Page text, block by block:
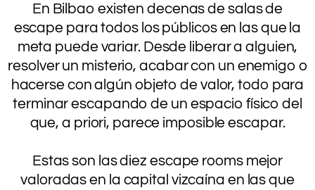
En Bilbao existen decenas de salas de
escape para todos los públicos en las que la
meta puede variar. Desde liberar a alguien,
resolver un misterio, acabar con un enemigo o
hacerse con algún objeto de valor, todo para
terminar escapando de un espacio físico del
que, a priori, parece imposible escapar.
Estas son las diez escape rooms mejor
valoradas en la capital vizcaína en las que